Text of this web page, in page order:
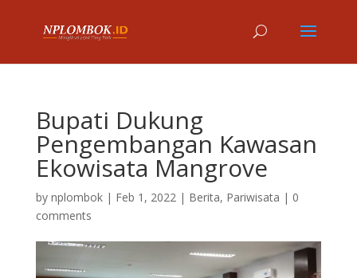
Bupati Dukung
Pengembangan Kawasan
Ekowisata Mangrove
by nplombok| Feb 1, 2022| Berita, Pariwisata | 0
comments